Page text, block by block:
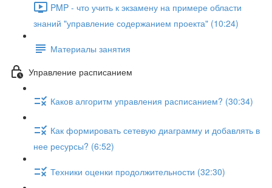
PMP - что учить к экзамену на примере области
знаний "управление содержанием проекта" (10:24)
Материалы занятия
Управление расписанием
Каков алгоритм управления расписанием? (30:34)
Как формировать сетевую диаграмму и добавлять в
нее ресурсы? (6:52)
Техники оценки продолжительности (32:30)